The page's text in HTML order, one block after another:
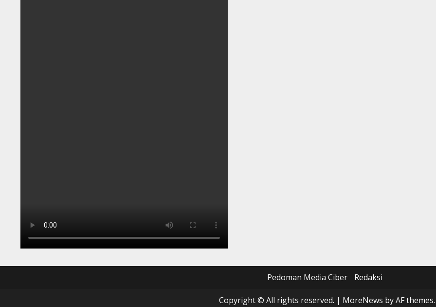
Pedoman Media Ciber Redaksi
Copyright © All rights reserved. | MoreNews by AF themes.